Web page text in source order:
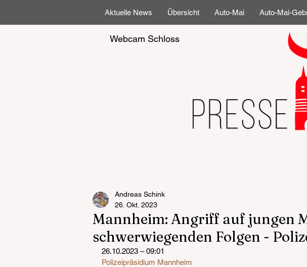
Aktuelle News Übersicht Auto-Mai Auto-Mai-
Webcam Schloss
Mannheim: Angriff auf jungen
schwerwiegenden Folgen -
Andreas Schink
26. Okt. 2023
26.10.2023 – 09:01
Polizeipräsidium Mannheim